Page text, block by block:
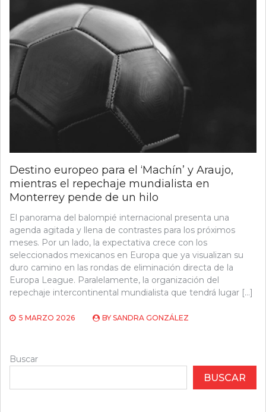
Destino europeo para el ‘Machín’ y Araujo,
mientras el repechaje mundialista en
Monterrey pende de un hilo
El panorama del balompié internacional presenta una
agenda agitada y llena de contrastes para los próximos
meses. Por un lado, la expectativa crece con los
seleccionados mexicanos en Europa que ya visualizan su
duro camino en las rondas de eliminación directa de la
Europa League. Paralelamente, la organización del
repechaje intercontinental mundialista que tendrá lugar […]
5 MARZO 2026 BY SANDRA GONZÁLEZ
Buscar
BUSCAR